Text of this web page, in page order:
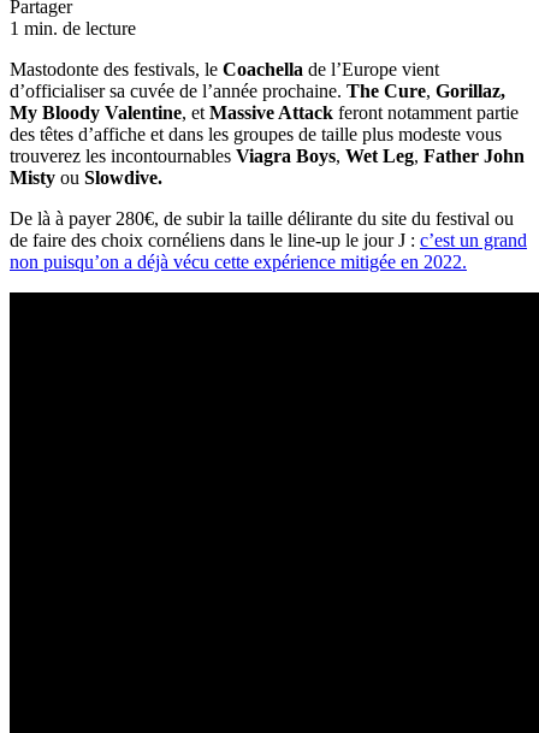
Partager
1 min. de lecture
Mastodonte des festivals, le Coachella de l’Europe vient
d’officialiser sa cuvée de l’année prochaine. The Cure, Gorillaz,
My Bloody Valentine, et Massive Attack feront notamment partie
des têtes d’affiche et dans les groupes de taille plus modeste vous
trouverez les incontournables Viagra Boys, Wet Leg, Father John
Misty ou Slowdive.
De là à payer 280€, de subir la taille délirante du site du festival ou
de faire des choix cornéliens dans le line-up le jour J : c’est un grand
non puisqu’on a déjà vécu cette expérience mitigée en 2022.